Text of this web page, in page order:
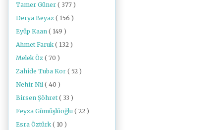
Tamer Güner ( 377 )
Derya Beyaz ( 156 )
Eyüp Kaan ( 149 )
Ahmet Faruk ( 132 )
Melek Öz ( 70 )
Zahide Tuba Kor ( 52 )
Nehir Nil ( 40 )
Birsen Şöhret ( 33 )
Feyza Gümüşlüoğlu ( 22 )
Esra Öztürk ( 10 )